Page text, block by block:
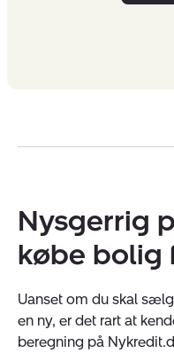
Nysgerrig
købe bolig
Uanset om du skal
en ny, er det rart at
beregning på